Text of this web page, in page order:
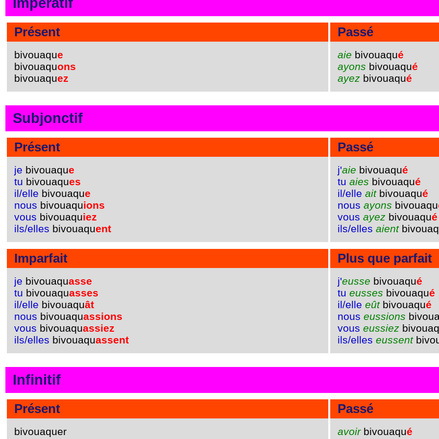
Présent
bivouaque
bivouaquons
bivouaquez
Passé
aie bivouaqué
ayons bivouaqué
ayez bivouaqué
Subjonctif
Présent
je bivouaque
tu bivouaques
il/elle bivouaque
nous bivouaquions
vous bivouaquiez
ils/elles bivouaquent
Passé
j'aie bivouaqué
tu aies bivouaqué
il/elle aitbivouaqué
nous ayons bivouaqu
vous ayez bivouaqué
ils/elles aient
Imparfait
je bivouaquasse
tu bivouaquasses
il/elle bivouaquât
nous bivouaquassions
vous bivouaquassiez
ils/elles bivouaquassent
Plus que parfait
j'eusse bivouaqué
tu eusses bivouaqué
il/elle eûtbivouaqué
nous eussions
vous eussiez
ils/elles eussent
Infinitif
Présent
bivouaquer
Passé
avoirbivouaqué